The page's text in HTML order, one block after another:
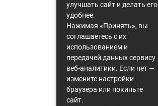
улучшать сайт и делать его
удобнее.
Нажимая «Принять», вы
соглашаетесь с их
использованием и
передачей данных сервису
веб-аналитики. Если нет —
измените настройки
браузера или покиньте
сайт.